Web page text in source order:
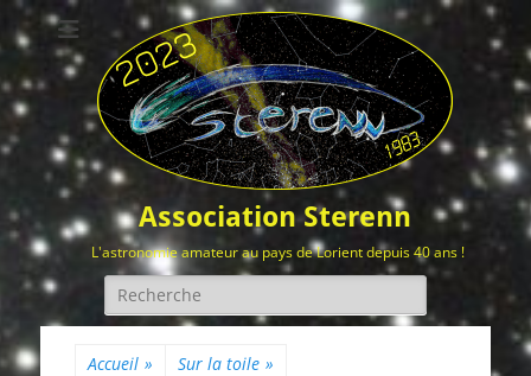
Association Sterenn
L'astronomie amateur au pays de Lorient depuis 40 ans !
Rechercher :
Accueil » Sur la toile »